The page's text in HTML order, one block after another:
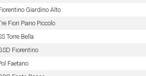
Giardino Alto
Fiori Piano Piccolo
Torre Bella
Fiorentino
Faetano